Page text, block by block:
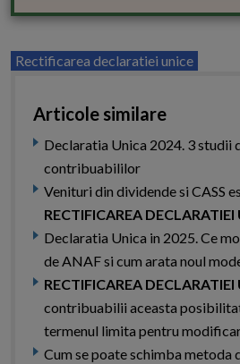
Rectificarea declaratiei unice
Articole similare
Declaratia Unica 2024. 3 studii
contribuabililor
Venituri din dividende si CASS
RECTIFICAREA DECLARATIEI
Declaratia Unica in 2025. Ce
de ANAF si cum arata noul
RECTIFICAREA DECLARATIEI
contribuabilii aceasta
termenul limita pentru
Cum se poate schimba metoda